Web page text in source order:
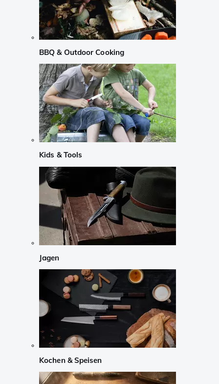
BBQ & Outdoor Cooking
Kids & Tools
Jagen
Kochen & Speisen